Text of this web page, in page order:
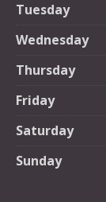
Tuesday
Wednesday
Thursday
Friday
Saturday
Sunday